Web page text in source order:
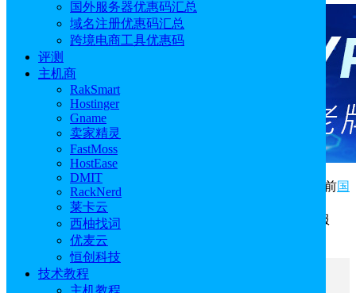
国外服务器优惠码汇总
域名注册优惠码汇总
跨境电商工具优惠码
评测
主机商
RakSmart
Hostinger
Gname
卖家精灵
FastMoss
HostEase
DMIT
RackNerd
莱卡云
西柚找词
优麦云
恒创科技
技术教程
主机教程
域名注册成功之后，第一步就是域名解析和绑定，目前国
外域名注册商大多数都支持免费域名解析，有Gname、
Namecheap、Namesilo等域名注册商都提供免费域名解析服
务，接下来将带大家详细的了解一下。
文章目录